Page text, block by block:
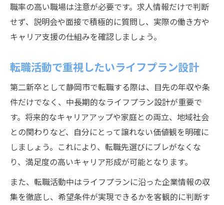
職率の高い職場は注意が必要です。求人情報だけで判断
せず、説明会や面接で積極的に質問し、実際の働き方や
キャリア支援の仕組みを確認しましょう。
転職活動で重視したいライフプラン設計
第二新卒として静岡市で転職する際は、目先の年収や条
件だけでなく、中長期的なライフプラン設計が重要で
す。将来的なキャリアアップや家庭との両立、地域社会
との関わりなど、自分にとって譲れない価値観を明確に
しましょう。これにより、転職先選びにブレがなくな
り、満足度の高いキャリア形成が可能となります。
また、転職活動中はライフプランに沿った企業情報の収
集を徹底し、希望条件が実現できるかを客観的に判断す